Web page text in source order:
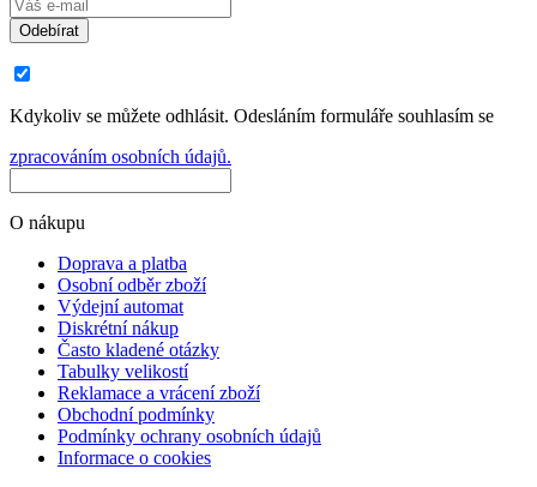
Odebírat
Kdykoliv se můžete odhlásit. Odesláním formuláře souhlasím se
zpracováním osobních údajů.
O nákupu
Doprava a platba
Osobní odběr zboží
Výdejní automat
Diskrétní nákup
Často kladené otázky
Tabulky velikostí
Reklamace a vrácení zboží
Obchodní podmínky
Podmínky ochrany osobních údajů
Informace o cookies